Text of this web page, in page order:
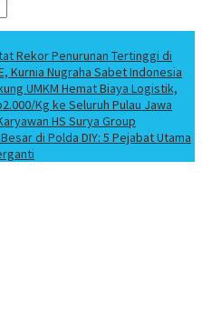
Rekor Penurunan Tertinggi di
Kurnia Nugraha Sabet Indonesia
UMKM Hemat Biaya Logistik,
Kg ke Seluruh Pulau Jawa
HS Surya Group
di Polda DIY: 5 Pejabat Utama